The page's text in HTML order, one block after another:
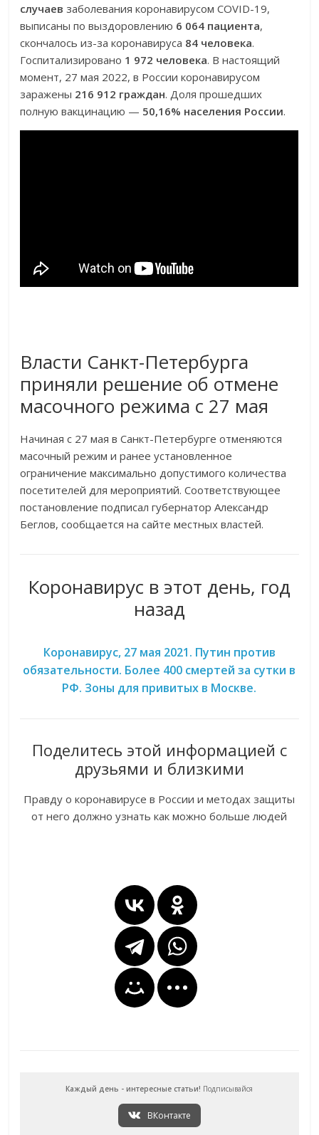
случаев заболевания коронавирусом COVID-19,
выписаны по выздоровлению 6 064 пациента,
скончалось из-за коронавируса 84 человека.
Госпитализировано 1 972 человека. В настоящий
момент, 27 мая 2022, в России коронавирусом
заражены 216 912 граждан. Доля прошедших
полную вакцинацию — 50,16% населения России.
Власти Санкт-Петербурга
приняли решение об отмене
масочного режима с 27 мая
Начиная с 27 мая в Санкт-Петербурге отменяются
масочный режим и ранее установленное
ограничение максимально допустимого количества
посетителей для мероприятий. Соответствующее
постановление подписал губернатор Александр
Беглов, сообщается на сайте местных властей.
Коронавирус в этот день, год
назад
Коронавирус, 27 мая 2021. Путин против
обязательности. Более 400 смертей за сутки в
РФ. Зоны для привитых в Москве.
Поделитесь этой информацией с
друзьями и близкими
Правду о коронавирусе в России и методах защиты
от него должно узнать как можно больше людей
Каждый день - интересные статьи! Подписывайся
ВКонтакте